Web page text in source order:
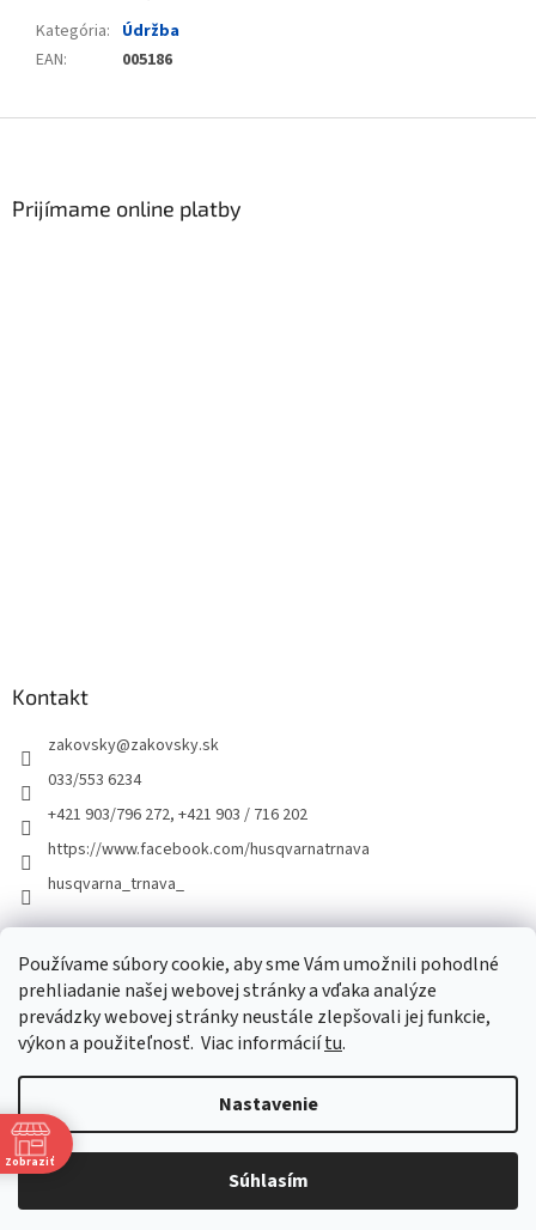
Používame súbory cookie, aby sme Vám umožnili pohodlné
prehliadanie našej webovej stránky a vďaka analýze
prevádzky webovej stránky neustále zlepšovali jej funkcie,
výkon a použiteľnosť. Viac informáciítu.
Nastavenie
Súhlasím
Kategória: Údržba
EAN: 005186
Prijímame online platby
Kontakt
zakovsky@zakovsky.sk
033/553 6234
+421 903/796 272, +421 903 / 716 202
https://www.facebook.com/husqvarnatrnava
husqvarna_trnava_
Facebook
Vytvoril Shoptet
ŽÁKOVSKÝ. Všetky práva vyhradené.
Zobraziť